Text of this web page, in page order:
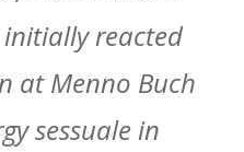
initially reacted
at Menno Buch
sessuale in